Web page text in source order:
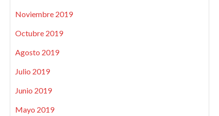
Noviembre 2019
Octubre 2019
Agosto 2019
Julio 2019
Junio 2019
Mayo 2019